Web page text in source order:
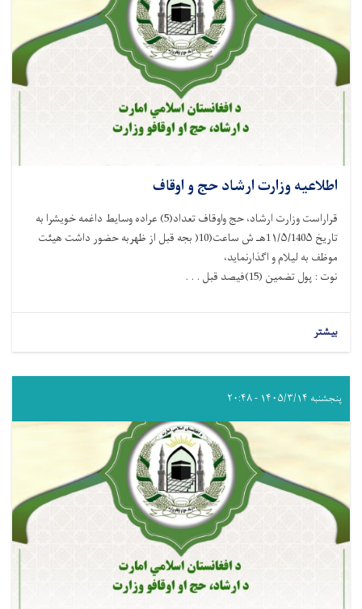
اطلاعیه وزارت ارشاد حج و اوقاف
قراراست وزارت ارشاد، حج واوقاف تعداد(5) عراده وسایط داغمه خویشرا به
تاریخ 1۱/۵/140۵هـ ش ساعت(10( بجه قبل از ظهربه حضور داشت هیئت
موظف به لیلام و اگذارنماید،
نوت : پول تضمین (15)فیصد قبل . . .
بیشتر
پنجشنبه ۱۴۰۵/۳/۱۴ - ۲۰:۴۸